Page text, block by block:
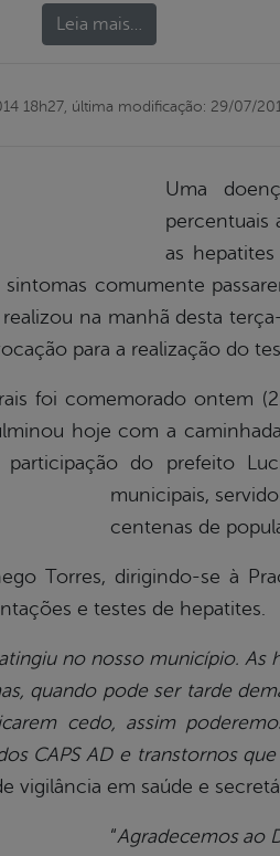
Leia mais…
18h27, última modificação: 29/07/
Uma
percentuais
as
comumente
na manhã desta
para a realização do
foi comemorado ontem
hoje com a
do prefeito
municipais,
centenas de
Torres, dirigindo-se à
e testes de hepatites.
no nosso município. As
quando pode ser tarde
cedo, assim
CAPS AD e transtornos
vigilância em saúde e
“Agradecemos ao